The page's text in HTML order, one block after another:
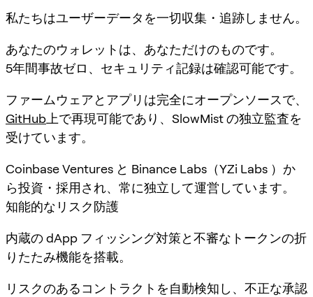
私たちはユーザーデータを一切収集・追跡しません。
あなたのウォレットは、あなただけのものです。
5年間事故ゼロ、セキュリティ記録は確認可能です。
ファームウェアとアプリは完全にオープンソースで、
GitHub 上で再現可能であり、SlowMist の独立監査を
受けています。
Coinbase Ventures と Binance Labs（YZi Labs ）か
ら投資・採用され、常に独立して運営しています。
知能的なリスク防護
内蔵の dApp フィッシング対策と不審なトークンの折
りたたみ機能を搭載。
リスクのあるコントラクトを自動検知し、不正な承認